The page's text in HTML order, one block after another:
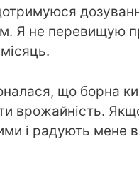
Я не перевищую
що борна
врожайність.
і радують мене